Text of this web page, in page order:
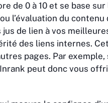
de 0 à 10 et se base
l’évaluation du contenu
de lien à vos
des liens internes.
pages. Par exemple,
peut donc vous